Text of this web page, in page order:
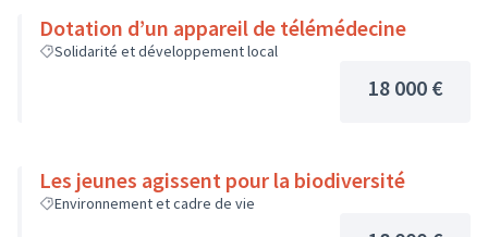
Dotation d’un appareil de télémédecine
Solidarité et développement local
18 000 €
Les jeunes agissent pour la biodiversité
Environnement et cadre de vie